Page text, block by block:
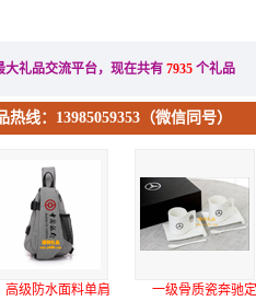
礼品交流平台，现在共有 7935 个礼品
热线：13985059353（微信同号）
一级骨质瓷奔驰定
不锈钢真空烤漆弹